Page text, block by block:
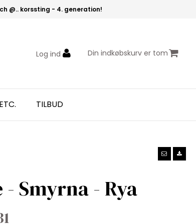
@.. korssting - 4. generation!
Log ind Din indkøbskurv er tom
TILBUD
- Smyrna - Rya